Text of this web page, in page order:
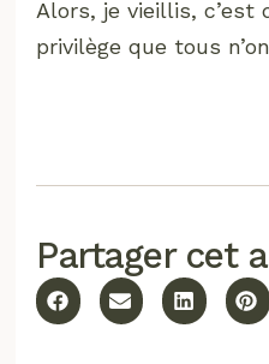
Alors, je vieillis, c’est
privilège que tous
Partager cet